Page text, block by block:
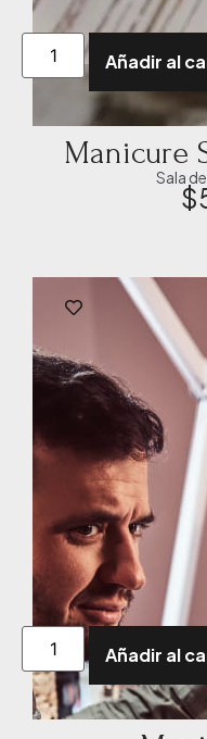
Añadir al
Manicure
Sala
$
Añadir al